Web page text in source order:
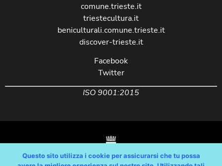
comune.trieste.it
triestecultura.it
beniculturali.comune.trieste.it
discover-trieste.it
Facebook
Twitter
ISO 9001:2015
Questo sito utilizza i cookie per assicurarsi che tu possa